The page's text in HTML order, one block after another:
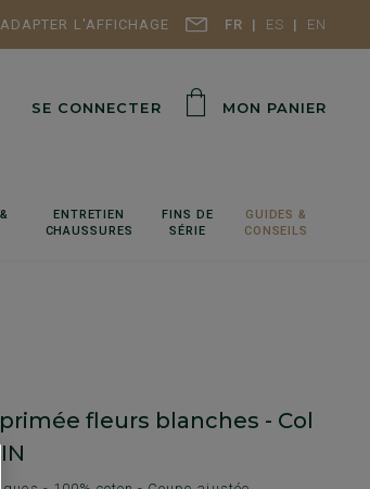
FR ES EN
ADAPTER L'AFFICHAGE
SE CONNECTER MON PANIER
ENTRETIEN
CHAUSSURES
FINS DE
SÉRIE
GUIDES &
CONSEILS
fleurs blanches - Col